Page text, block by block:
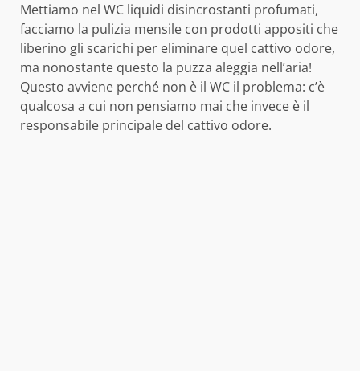
Mettiamo nel WC liquidi disincrostanti profumati,
facciamo la pulizia mensile con prodotti appositi che
liberino gli scarichi per eliminare quel cattivo odore,
ma nonostante questo la puzza aleggia nell’aria!
Questo avviene perché non è il WC il problema: c’è
qualcosa a cui non pensiamo mai che invece è il
responsabile principale del cattivo odore.